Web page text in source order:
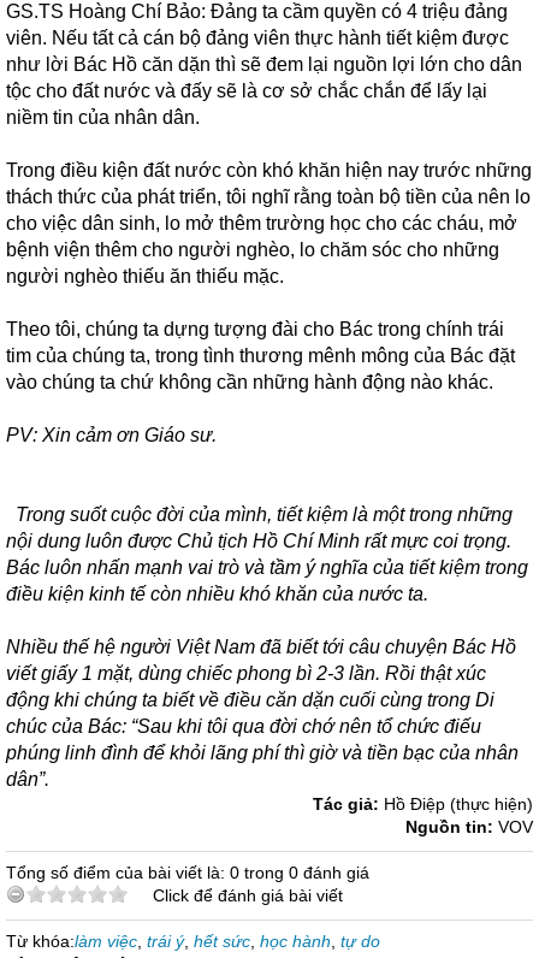
GS.TS Hoàng Chí Bảo: Đảng ta cầm quyền có 4 triệu đảng
viên. Nếu tất cả cán bộ đảng viên thực hành tiết kiệm được
như lời Bác Hồ căn dặn thì sẽ đem lại nguồn lợi lớn cho dân
tộc cho đất nước và đấy sẽ là cơ sở chắc chắn để lấy lại
niềm tin của nhân dân.
Trong điều kiện đất nước còn khó khăn hiện nay trước những
thách thức của phát triển, tôi nghĩ rằng toàn bộ tiền của nên lo
cho việc dân sinh, lo mở thêm trường học cho các cháu, mở
bệnh viện thêm cho người nghèo, lo chăm sóc cho những
người nghèo thiếu ăn thiếu mặc.
Theo tôi, chúng ta dựng tượng đài cho Bác trong chính trái
tim của chúng ta, trong tình thương mênh mông của Bác đặt
vào chúng ta chứ không cần những hành động nào khác.
PV: Xin cảm ơn Giáo sư.
Trong suốt cuộc đời của mình, tiết kiệm là một trong những
nội dung luôn được Chủ tịch Hồ Chí Minh rất mực coi trọng.
Bác luôn nhấn mạnh vai trò và tầm ý nghĩa của tiết kiệm trong
điều kiện kinh tế còn nhiều khó khăn của nước ta.
Nhiều thế hệ người Việt Nam đã biết tới câu chuyện Bác Hồ
viết giấy 1 mặt, dùng chiếc phong bì 2-3 lần. Rồi thật xúc
động khi chúng ta biết về điều căn dặn cuối cùng trong Di
chúc của Bác: “Sau khi tôi qua đời chớ nên tổ chức điếu
phúng linh đình để khỏi lãng phí thì giờ và tiền bạc của nhân
dân”.
Tác giả: Hồ Điệp (thực hiện)
Nguồn tin: VOV
Tổng số điểm của bài viết là: 0 trong 0 đánh giá
Click để đánh giá bài viết
Từ khóa:làm việc trái ý, hết sức học hành tự do